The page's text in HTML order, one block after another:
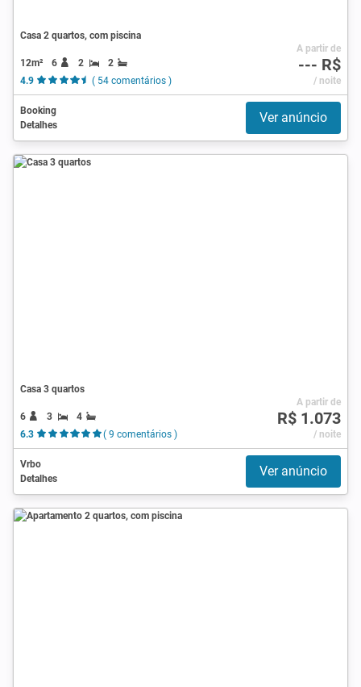
Casa 2 quartos, com piscina
12m² 6 2
2
4.9
( 54 comentários )
A partir de
--- R$
/ noite
Booking
Detalhes
Ver anúncio
Casa 3 quartos
6 3
4
6.3
( 9 comentários )
A partir de
R$ 1.073
/ noite
Vrbo
Detalhes
Ver anúncio